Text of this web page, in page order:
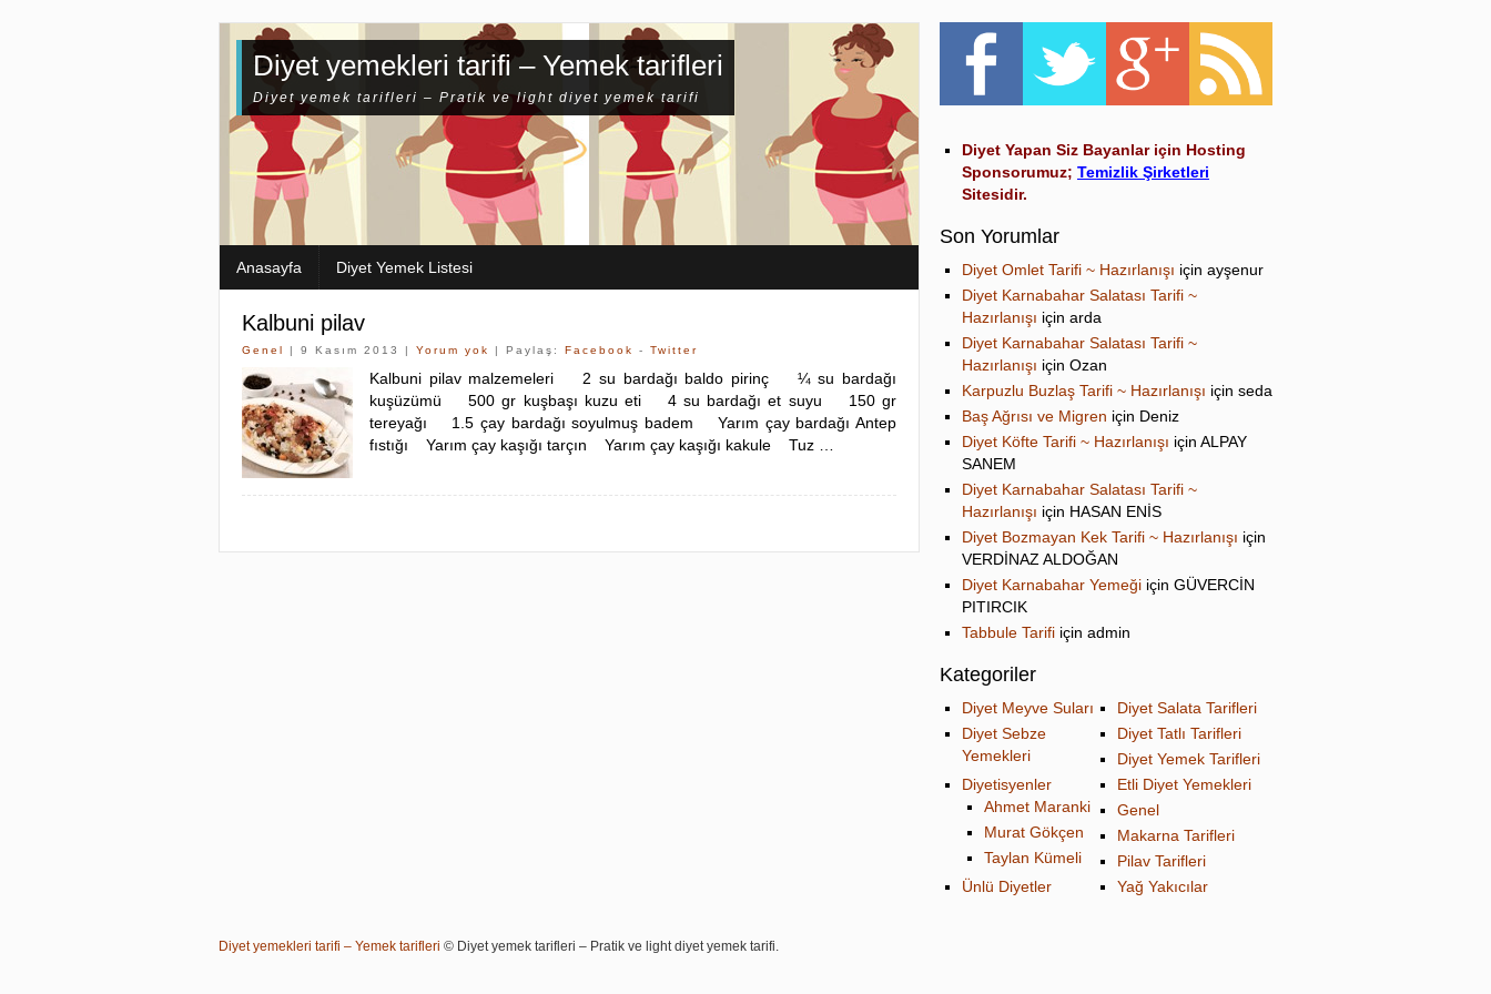
Diyet yemekleri tarifi – Yemek tarifleri
Diyet yemek tarifleri – Pratik ve light diyet yemek tarifi
Anasayfa Diyet Yemek Listesi
Kalbuni pilav
Genel | 9 Kasım 2013 | Yorum yok | Paylaş: Facebook - Twitter
Kalbuni pilav malzemeleri 2 su bardağı baldo pirinç ¼ su bardağı
kuşüzümü 500 gr kuşbaşı kuzu eti 4 su bardağı et suyu 150 gr
tereyağı 1.5 çay bardağı soyulmuş badem Yarım çay bardağı Antep
fıstığı Yarım çay kaşığı tarçın Yarım çay kaşığı kakule Tuz …
Diyet Yapan Siz Bayanlar için Hosting
Sponsorumuz; Temizlik Şirketleri
Sitesidir.
Son Yorumlar
Diyet Omlet Tarifi ~ Hazırlanışı için ayşenur
Diyet Karnabahar Salatası Tarifi ~
Hazırlanışı için arda
Diyet Karnabahar Salatası Tarifi ~
Hazırlanışı için Ozan
Karpuzlu Buzlaş Tarifi ~ Hazırlanışı için seda
Baş Ağrısı ve Migren için Deniz
Diyet Köfte Tarifi ~ Hazırlanışı için ALPAY
SANEM
Diyet Karnabahar Salatası Tarifi ~
Hazırlanışı için HASAN ENİS
Diyet Bozmayan Kek Tarifi ~ Hazırlanışı için
VERDİNAZ ALDOĞAN
Diyet Karnabahar Yemeği için GÜVERCİN
PITIRCIK
Tabbule Tarifi için admin
Kategoriler
Diyet Meyve Suları
Diyet Salata Tarifleri
Diyet Sebze
Yemekleri
Diyet Tatlı Tarifleri
Diyet Yemek Tarifleri
Diyetisyenler
Ahmet Maranki
Murat Gökçen
Taylan Kümeli
Etli Diyet Yemekleri
Genel
Makarna Tarifleri
Pilav Tarifleri
Ünlü Diyetler
Yağ Yakıcılar
Diyet yemekleri tarifi – Yemek tarifleri © Diyet yemek tarifleri – Pratik ve light diyet yemek tarifi.